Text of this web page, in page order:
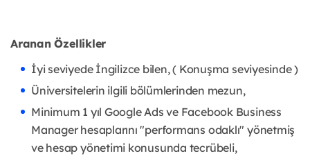
Aranan Özellikler
İyi seviyede İngilizce bilen, ( Konuşma seviyesinde )
Üniversitelerin ilgili bölümlerinden mezun,
Minimum 1 yıl Google Ads ve Facebook Business
Manager hesaplarını "performans odaklı" yönetmiş
ve hesap yönetimi konusunda tecrübeli,